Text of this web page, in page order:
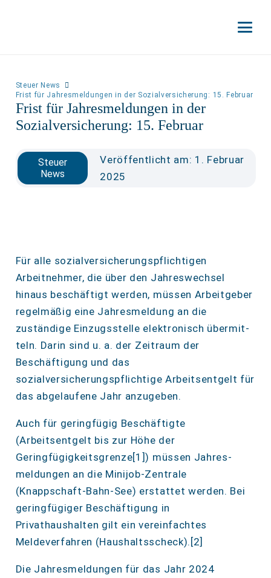
Steuer News
Frist für Jahresmeldungen in der Sozialversicherung: 15. Februar
Frist für Jahresmeldungen in der
Sozialversicherung: 15. Februar
Steuer
News
Veröffentlicht am: 1. Februar
2025
Für alle sozialversicherungspflichtigen
Arbeitnehmer, die über den Jahreswechsel
hinaus beschäftigt werden, müssen Arbeitgeber
regelmäßig eine Jahresmeldung an die
zuständige Einzugsstelle elektronisch übermit­
teln. Darin sind u. a. der Zeitraum der
Beschäftigung und das
sozialversicherungspflichtige Arbeitsentgelt für
das abgelaufene Jahr anzugeben.
Auch für geringfügig Beschäftigte
(Arbeitsentgelt bis zur Höhe der
Geringfügigkeitsgrenze[1]) müssen Jahres­
meldungen an die Minijob-Zentrale
(Knappschaft-Bahn-See) erstattet werden. Bei
geringfügiger Beschäf­tigung in
Privathaushalten gilt ein vereinfachtes
Meldeverfahren (Haushaltsscheck).[2]
Die Jahresmeldungen für das Jahr 2024